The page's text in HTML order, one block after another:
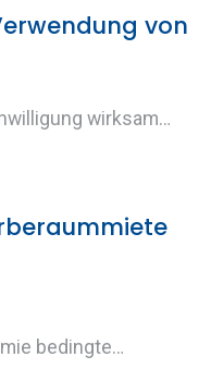
von
wirksam…
bedingte…